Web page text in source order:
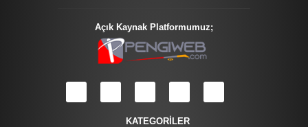
Açık Kaynak Platformumuz;
KATEGORİLER